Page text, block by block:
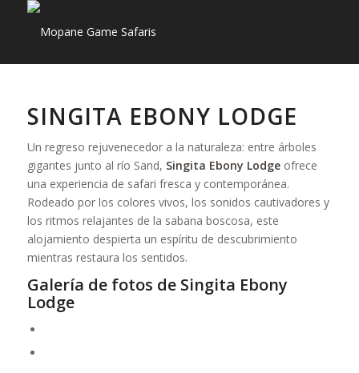
SINGITA EBONY LODGE
Un regreso rejuvenecedor a la naturaleza: entre árboles
gigantes junto al río Sand, Singita Ebony Lodgeofrece
una experiencia de safari fresca y contemporánea.
Rodeado por los colores vivos, los sonidos cautivadores y
los ritmos relajantes de la sabana boscosa, este
alojamiento despierta un espíritu de descubrimiento
mientras restaura los sentidos.
Galería de fotos de Singita Ebony
Lodge